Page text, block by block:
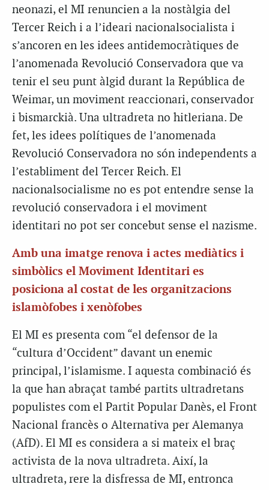
neonazi, el MI renuncien a la nostàlgia del
Tercer Reich i a l’ideari nacionalsocialista i
s’ancoren en les idees antidemocràtiques de
l’anomenada Revolució Conservadora que va
tenir el seu punt àlgid durant la República de
Weimar, un moviment reaccionari, conservador
i bismarckià. Una ultradreta no hitleriana. De
fet, les idees polítiques de l’anomenada
Revolució Conservadora no són independents a
l’establiment del Tercer Reich. El
nacionalsocialisme no es pot entendre sense la
revolució conservadora i el moviment
identitari no pot ser concebut sense el nazisme.
Amb una imatge renova i actes mediàtics i
simbòlics el Moviment Identitari es
posiciona al costat de les organitzacions
islamòfobes i xenòfobes
El MI es presenta com “el defensor de la
“cultura d’Occident” davant un enemic
principal, l’islamisme. I aquesta combinació és
la que han abraçat també partits ultradretans
populistes com el Partit Popular Danès, el Front
Nacional francès o Alternativa per Alemanya
(AfD). El MI es considera a si mateix el braç
activista de la nova ultradreta. Així, la
ultradreta, rere la disfressa de MI, entronca